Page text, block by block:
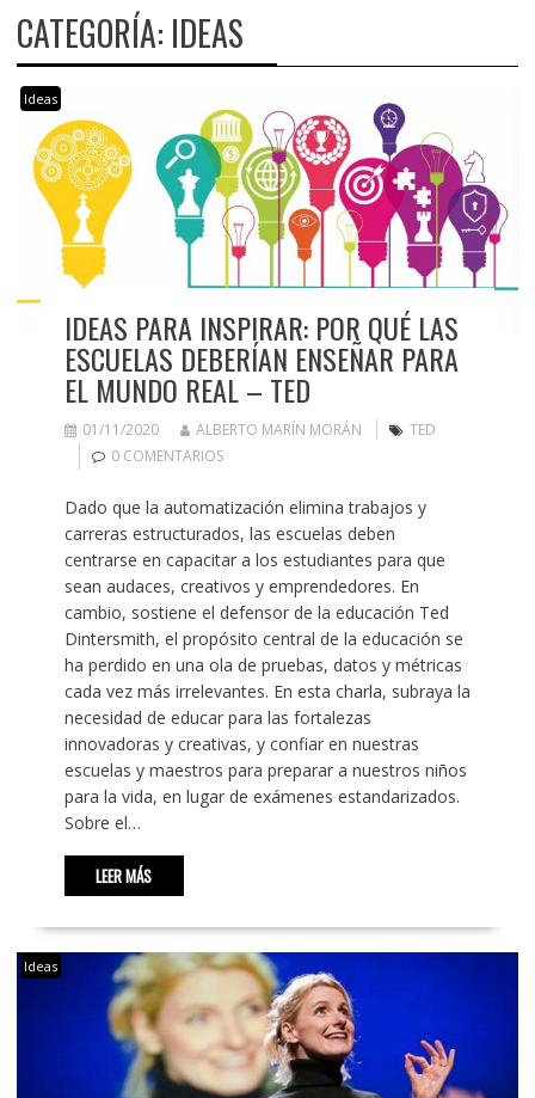
CATEGORÍA: IDEAS
Ideas
IDEAS PARA INSPIRAR: POR QUÉ LAS
ESCUELAS DEBERÍAN ENSEÑAR PARA
EL MUNDO REAL – TED
01/11/2020 ALBERTO MARÍN MORÁN
TED
0 COMENTARIOS
Dado que la automatización elimina trabajos y
carreras estructurados, las escuelas deben
centrarse en capacitar a los estudiantes para que
sean audaces, creativos y emprendedores. En
cambio, sostiene el defensor de la educación Ted
Dintersmith, el propósito central de la educación se
ha perdido en una ola de pruebas, datos y métricas
cada vez más irrelevantes. En esta charla, subraya la
necesidad de educar para las fortalezas
innovadoras y creativas, y confiar en nuestras
escuelas y maestros para preparar a nuestros niños
para la vida, en lugar de exámenes estandarizados.
Sobre el…
LEER MÁS
Ideas